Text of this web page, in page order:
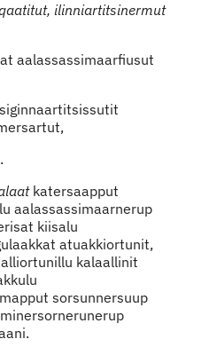
ilinniartitsinermut
aalassassimaarfiusut
katersaapput
aalassassimaarnerup
kiisalu
atuakkiortunit,
kalaallinit
sorsunnersuup